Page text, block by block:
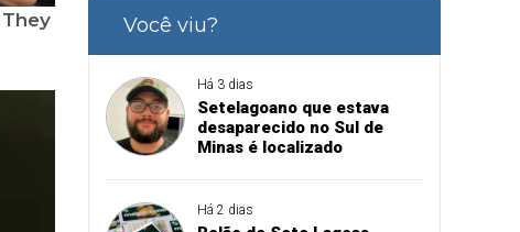
Você viu?
Há 3 dias
Setelagoano que estava
desaparecido no Sul de
Minas é localizado
Há 2 dias